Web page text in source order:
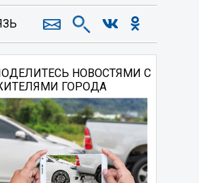
НОВОСТЯМИ С
ГОРОДА